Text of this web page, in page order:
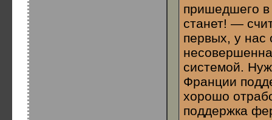
пришедшего в
станет! —
первых, у нас
системой.
Франции
хорошо
поддержка